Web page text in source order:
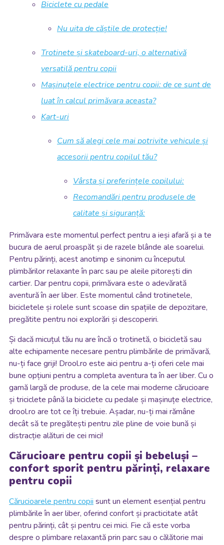
Biciclete cu pedale
Nu uita de căștile de protecție!
Trotinete și skateboard-uri, o alternativă
versatilă pentru copii
Mașinuțele electrice pentru copii: de ce sunt de
luat în calcul primăvara aceasta?
Kart-uri
Cum să alegi cele mai potrivite vehicule și
accesorii pentru copilul tău?
Vârsta și preferințele copilului:
Recomandări pentru produsele de
calitate și siguranță:
Primăvara este momentul perfect pentru a ieși afară și a te
bucura de aerul proaspăt și de razele blânde ale soarelui.
Pentru părinți, acest anotimp e sinonim cu începutul
plimbărilor relaxante în parc sau pe aleile pitorești din
cartier. Dar pentru copii, primăvara este o adevărată
aventură în aer liber. Este momentul când trotinetele,
bicicletele și rolele sunt scoase din spațiile de depozitare,
pregătite pentru noi explorări și descoperiri.
Și dacă micuțul tău nu are încă o trotinetă, o bicicletă sau
alte echipamente necesare pentru plimbările de primăvară,
nu-ți face griji! Drool.ro este aici pentru a-ți oferi cele mai
bune opțiuni pentru a completa aventura ta în aer liber. Cu o
gamă largă de produse, de la cele mai moderne cărucioare
și triciclete până la biciclete cu pedale și mașinuțe electrice,
drool.ro are tot ce îți trebuie. Așadar, nu-ți mai rămâne
decât să te pregătești pentru zile pline de voie bună și
distracție alături de cei mici!
Cărucioare pentru copii și bebeluși –
confort sporit pentru părinți, relaxare
pentru copii
Cărucioarele pentru copiisunt un element esențial pentru
plimbările în aer liber, oferind confort și practicitate atât
pentru părinți, cât și pentru cei mici. Fie că este vorba
despre o plimbare relaxantă prin parc sau o călătorie mai